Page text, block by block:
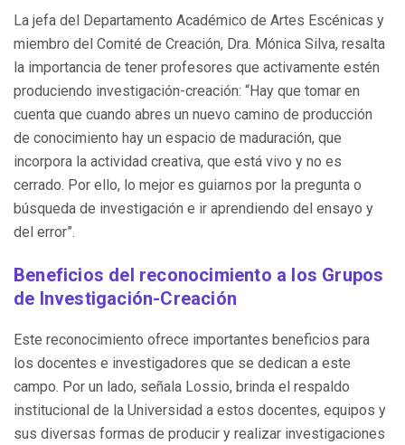
La jefa del Departamento Académico de Artes Escénicas y
miembro del Comité de Creación, Dra. Mónica Silva, resalta
la importancia de tener profesores que activamente estén
produciendo investigación-creación: “Hay que tomar en
cuenta que cuando abres un nuevo camino de producción
de conocimiento hay un espacio de maduración, que
incorpora la actividad creativa, que está vivo y no es
cerrado. Por ello, lo mejor es guiarnos por la pregunta o
búsqueda de investigación e ir aprendiendo del ensayo y
del error”.
Beneficios del reconocimiento a los Grupos
de Investigación-Creación
Este reconocimiento ofrece importantes beneficios para
los docentes e investigadores que se dedican a este
campo. Por un lado, señala Lossio, brinda el respaldo
institucional de la Universidad a estos docentes, equipos y
sus diversas formas de producir y realizar investigaciones